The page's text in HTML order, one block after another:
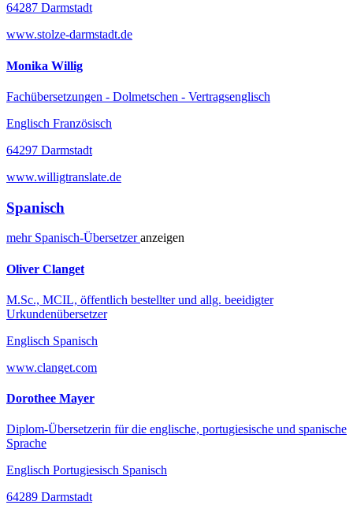
64287 Darmstadt
www.stolze-darmstadt.de
Monika Willig
Fachübersetzungen - Dolmetschen - Vertragsenglisch
Englisch Französisch
64297 Darmstadt
www.willigtranslate.de
Spanisch
mehr Spanisch-Übersetzeranzeigen
Oliver Clanget
M.Sc., MCIL, öffentlich bestellter und allg. beeidigter
Urkundenübersetzer
Englisch Spanisch
www.clanget.com
Dorothee Mayer
Diplom-Übersetzerin für die englische, portugiesische und spanische
Sprache
Englisch Portugiesisch Spanisch
64289 Darmstadt